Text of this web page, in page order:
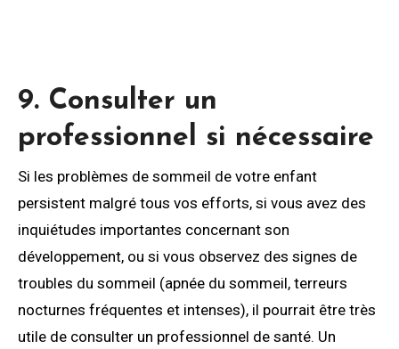
9. Consulter un
professionnel si nécessaire
Si les problèmes de sommeil de votre enfant
persistent malgré tous vos efforts, si vous avez des
inquiétudes importantes concernant son
développement, ou si vous observez des signes de
troubles du sommeil (apnée du sommeil, terreurs
nocturnes fréquentes et intenses), il pourrait être très
utile de consulter un professionnel de santé. Un